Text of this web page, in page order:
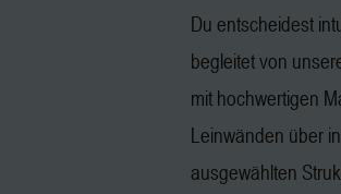
Du entscheidest
begleitet von
mit hochwertigen
Leinwänden über
ausgewählten